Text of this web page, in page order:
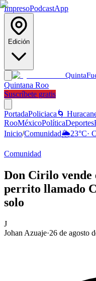
ImpresoPodcastApp
Edición
Quinta
Quintana Roo
Suscríbete gratis
PortadaPoliciaca 🌀
RooMéxicoPolíticaDeportes
Inicio/Comunidad🌦️23°C·
Comunidad
Don Cirilo vende
perrito llamado
solo
J
Johan Azuaje·26 de agosto